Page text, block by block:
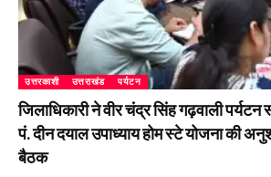
उत्तरकाशी उत्तराखंड पर्यटन
जिलाधिकारी ने वीर चंद्र सिंह गढ़वाली
पं. दीन दयाल उपाध्याय होम स्टे योजना की
बैठक